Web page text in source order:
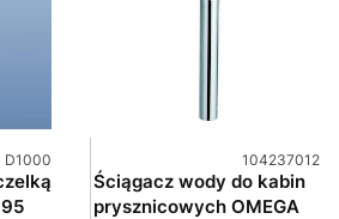
Kod produktu
D1000 Kod produktu
104237012
Ściągacz wody do kabin
prysznicowych OMEGA